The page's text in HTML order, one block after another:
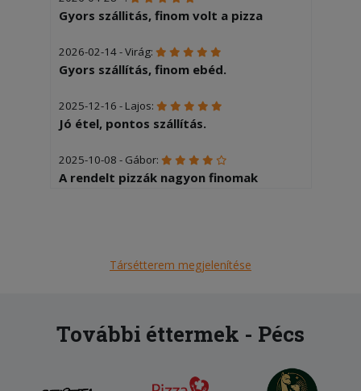
Gyors szállitás, finom volt a pizza
2026-02-14 - Virág:
Gyors szállítás, finom ebéd.
2025-12-16 - Lajos:
Jó étel, pontos szállítás.
2025-10-08 - Gábor:
A rendelt pizzák nagyon finomak
Nem tudnám azt mondani,hogy igen.
sem igazán felelne meg. Kevés
Társétterem megjelenítése
További éttermek - Pécs